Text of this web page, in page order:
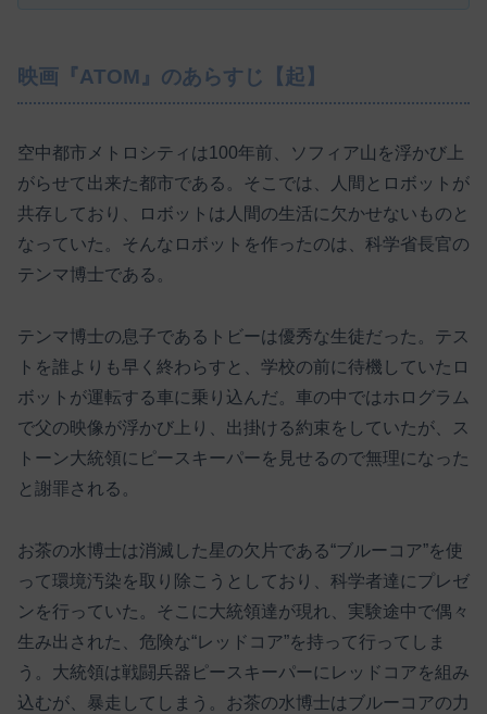
映画『ATOM』のあらすじ【起】
空中都市メトロシティは100年前、ソフィア山を浮かび上
がらせて出来た都市である。そこでは、人間とロボットが
共存しており、ロボットは人間の生活に欠かせないものと
なっていた。そんなロボットを作ったのは、科学省長官の
テンマ博士である。
テンマ博士の息子であるトビーは優秀な生徒だった。テス
トを誰よりも早く終わらすと、学校の前に待機していたロ
ボットが運転する車に乗り込んだ。車の中ではホログラム
で父の映像が浮かび上り、出掛ける約束をしていたが、ス
トーン大統領にピースキーパーを見せるので無理になった
と謝罪される。
お茶の水博士は消滅した星の欠片である“ブルーコア”を使
って環境汚染を取り除こうとしており、科学者達にプレゼ
ンを行っていた。そこに大統領達が現れ、実験途中で偶々
生み出された、危険な“レッドコア”を持って行ってしま
う。大統領は戦闘兵器ピースキーパーにレッドコアを組み
込むが、暴走してしまう。お茶の水博士はブルーコアの力